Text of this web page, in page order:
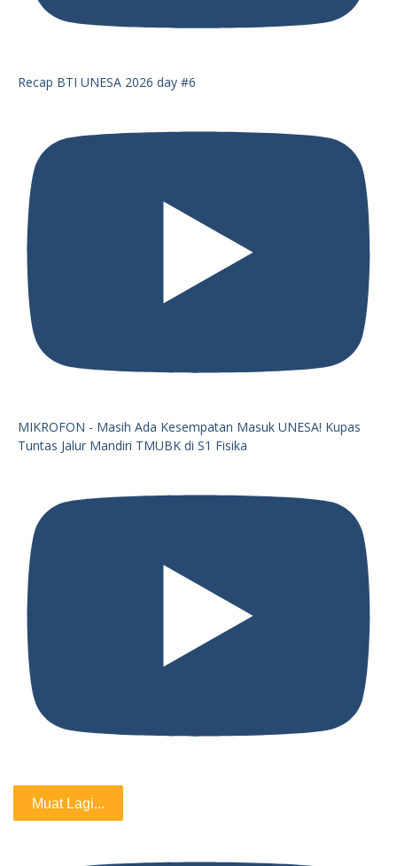
Recap BTI UNESA 2026 day #6
MIKROFON - Masih Ada Kesempatan Masuk UNESA! Kupas
Tuntas Jalur Mandiri TMUBK di S1 Fisika
Muat Lagi...